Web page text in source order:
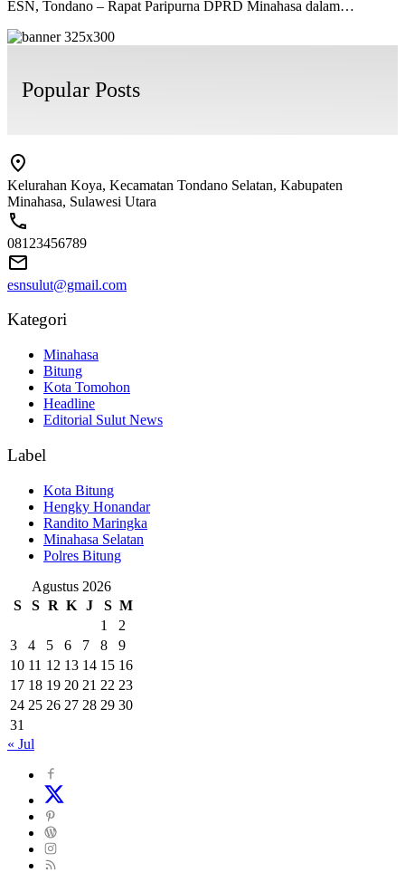
ESN, Tondano – Rapat Paripurna DPRD Minahasa dalam…
Popular Posts
Kelurahan Koya, Kecamatan Tondano Selatan, Kabupaten
Minahasa, Sulawesi Utara
08123456789
esnsulut@gmail.com
Kategori
Minahasa
Bitung
Kota Tomohon
Headline
Editorial Sulut News
Label
Kota Bitung
Hengky Honandar
Randito Maringka
Minahasa Selatan
Polres Bitung
Agustus 2026
S
S R K J S M
1
2
3
4 5 6 7 8
9
10 11 12 13 14 15 16
17 18 19 20 21 22 23
24 25 26 27 28 29 30
31
« Jul